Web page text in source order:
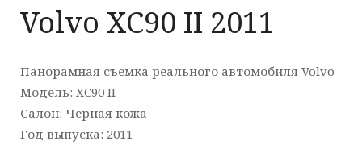
Volvo XC90 II 2011
Панорамная съемка реального автомобиля Volvo
Модель: XC90 II
Салон: Черная кожа
Год выпуска: 2011